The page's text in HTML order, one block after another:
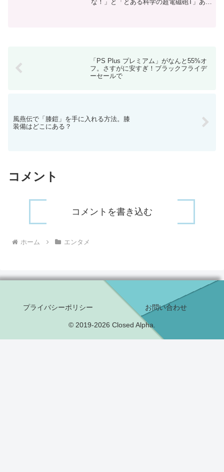
な！」と「とある科学の超電磁砲T」あた
「PS Plus プレミアム」がなんと55%オ
フ。さすがに安すぎ！ブラックフライデ
ーセールで
風燕伝で「膝鎧」を手に入れる方法。膝
装備はどこにある？
コメント
コメントを書き込む
ホーム エンタメ
プライバシーポリシー お問い合わせ
© 2019-2026 Closed Alpha.